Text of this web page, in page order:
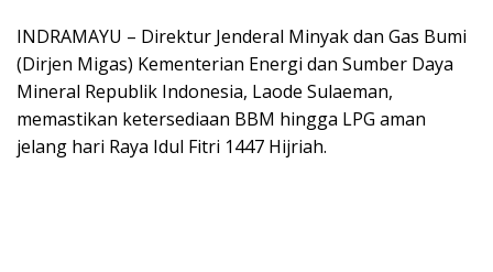
INDRAMAYU – Direktur Jenderal Minyak dan Gas Bumi
(Dirjen Migas) Kementerian Energi dan Sumber Daya
Mineral Republik Indonesia, Laode Sulaeman,
memastikan ketersediaan BBM hingga LPG aman
jelang hari Raya Idul Fitri 1447 Hijriah.